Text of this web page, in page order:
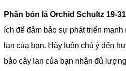
Phân bón lá Orchid Schultz 19-
ích để đảm bảo sự phát triển
lan của bạn. Hãy luôn chú ý đến
bảo cây lan của bạn nhận đủ